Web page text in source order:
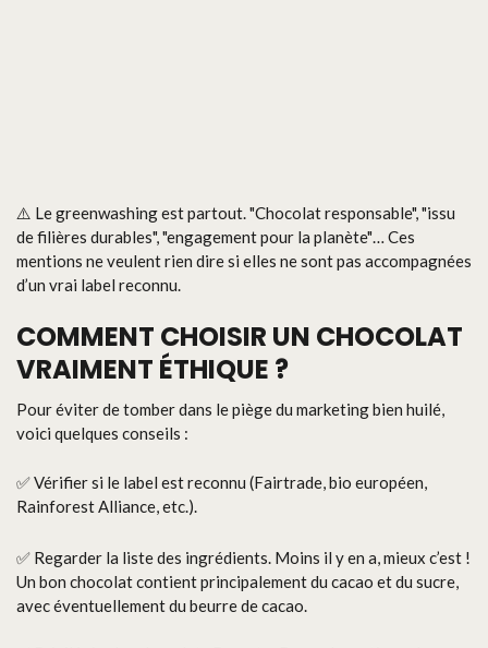
⚠️ Le greenwashing est partout. "Chocolat responsable", "issu
de filières durables", "engagement pour la planète"… Ces
mentions ne veulent rien dire si elles ne sont pas accompagnées
d’un vrai label reconnu.
COMMENT CHOISIR UN CHOCOLAT
VRAIMENT ÉTHIQUE ?
Pour éviter de tomber dans le piège du marketing bien huilé,
voici quelques conseils :
✅ Vérifier si le label est reconnu (Fairtrade, bio européen,
Rainforest Alliance, etc.).
✅ Regarder la liste des ingrédients. Moins il y en a, mieux c’est !
Un bon chocolat contient principalement du cacao et du sucre,
avec éventuellement du beurre de cacao.